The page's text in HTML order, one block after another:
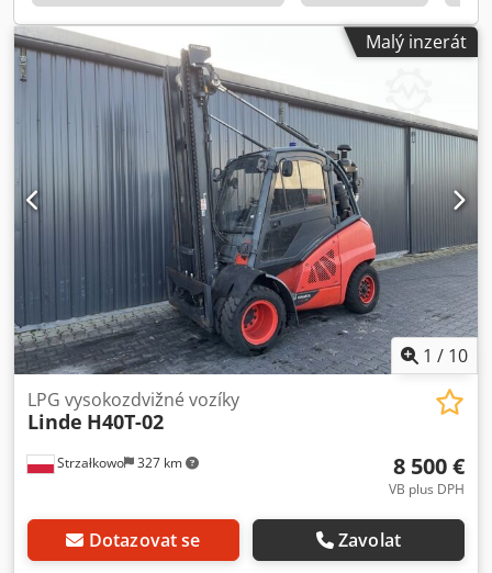
Malý inzerát
1 / 10
Strzałkowo 327 km
LPG vysokozdvižné vozíky
Linde H40T-02
8 500 €
VB plus DPH
Dotazovat se Zavolat